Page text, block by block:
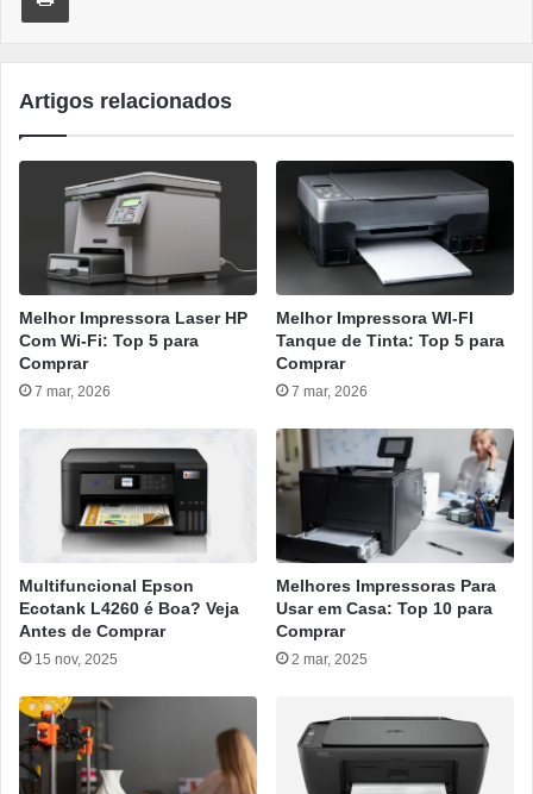
Artigos relacionados
Melhor Impressora Laser HP
Com Wi-Fi: Top 5 para
Comprar
7 mar, 2026
Melhor Impressora WI-FI
Tanque de Tinta: Top 5 para
Comprar
7 mar, 2026
Multifuncional Epson
Ecotank L4260 é Boa? Veja
Antes de Comprar
15 nov, 2025
Melhores Impressoras Para
Usar em Casa: Top 10 para
Comprar
2 mar, 2025